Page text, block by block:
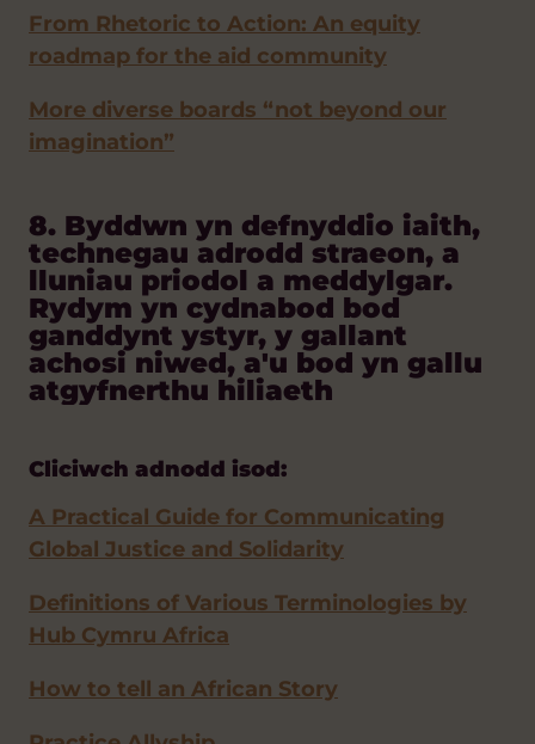
From Rhetoric to Action: An equity
roadmap for the aid community
More diverse boards “not beyond our
imagination”
8. Byddwn yn defnyddio iaith,
technegau adrodd straeon, a
lluniau priodol a meddylgar.
Rydym yn cydnabod bod
ganddynt ystyr, y gallant
achosi niwed, a'u bod yn gallu
atgyfnerthu hiliaeth
Cliciwch adnodd isod:
A Practical Guide for Communicating
Global Justice and Solidarity
Definitions of Various Terminologies by
Hub Cymru Africa
How to tell an African Story